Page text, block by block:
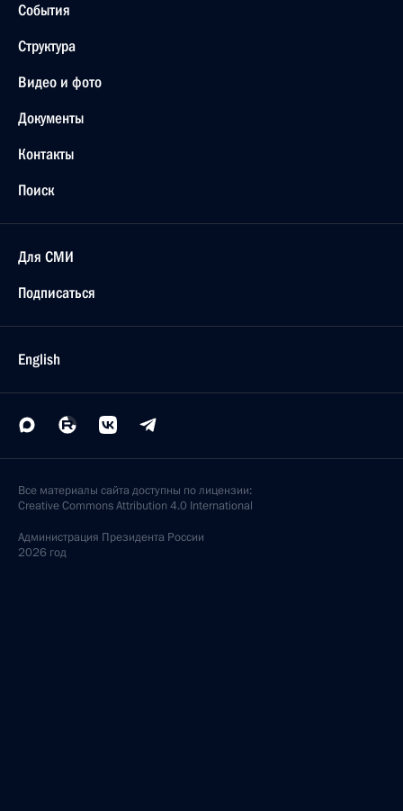
События
Структура
Видео и фото
Документы
Контакты
Поиск
Для СМИ
Подписаться
English
Все материалы сайта доступны по лицензии:
Creative Commons Attribution 4.0 International
Администрация Президента России
2026 год